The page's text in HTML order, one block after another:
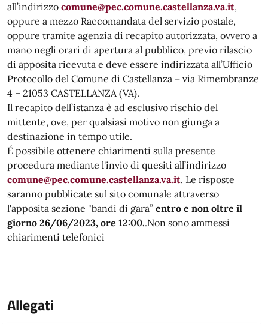
all’indirizzo comune@pec.comune.castellanza.va.it,
oppure a mezzo Raccomandata del servizio postale,
oppure tramite agenzia di recapito autorizzata, ovvero a
mano negli orari di apertura al pubblico, previo rilascio
di apposita ricevuta e deve essere indirizzata all’Ufficio
Protocollo del Comune di Castellanza – via Rimembranze
4 – 21053 CASTELLANZA (VA).
Il recapito dell’istanza è ad esclusivo rischio del
mittente, ove, per qualsiasi motivo non giunga a
destinazione in tempo utile.
É possibile ottenere chiarimenti sulla presente
procedura mediante l'invio di quesiti all’indirizzo
comune@pec.comune.castellanza.va.it. Le risposte
saranno pubblicate sul sito comunale attraverso
l'apposita sezione "bandi di gara” entro e non oltre il
giorno 26/06/2023, ore 12:00..Non sono ammessi
chiarimenti telefonici
Allegati